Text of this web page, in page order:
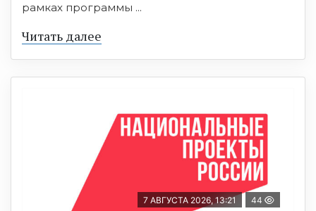
рамках программы ...
Читать далее
7 АВГУСТА 2026, 13:21 44